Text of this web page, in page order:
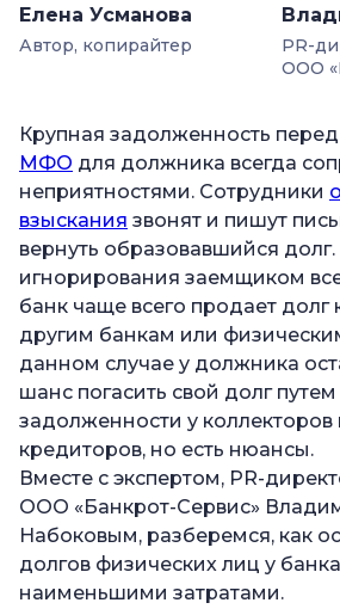
частное лицо или компанию
—Как выкупить долг у банка
—Как выкупить долг
—Можно ли выкупить свои
приставов?
—Виды долгов для выкупа
—Правила оформления
—Можно ли выкупить долг у
—Можно ли выкупить долг у
—Почему важно проверять
долгов?
Елена Усманова
Автор, копирайтер
PR-
ООО
Крупная задолженность
МФО для должника всегда
неприятностями. Сотрудники
взыскания звонят и пишут
вернуть образовавшийся
игнорирования заемщиком
банк чаще всего продает долг
другим банкам или
данном случае у должника
шанс погасить свой долг путем
задолженности у коллекторов
кредиторов, но есть нюансы.
Вместе с экспертом, PR-
ООО «Банкрот-Сервис»
Набоковым, разберемся, как
долгов физических лиц у
наименьшими затратами.